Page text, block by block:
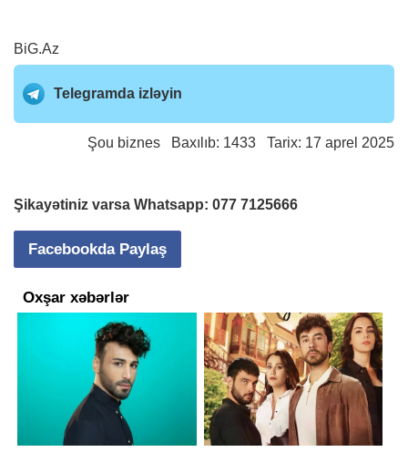
BiG.Az
Telegramda izləyin
Şou biznes Baxılıb: 1433 Tarix: 17 aprel 2025
Şikayətiniz varsa Whatsapp: 077 7125666
Facebookda Paylaş
Oxşar xəbərlər